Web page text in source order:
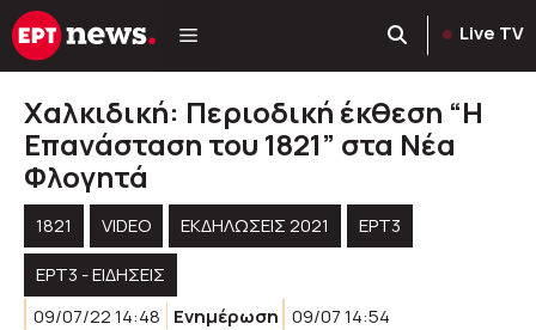
Μετάβαση
σε
Live TV
Χαλκιδική: Περιοδική έκθεση “Η
Επανάσταση του 1821” στα Νέα
Φλογητά
1821 VIDEO ΕΚΔΗΛΏΣΕΙΣ 2021
ΕΡΤ3
ΕΡΤ3 - ΕΙΔΉΣΕΙΣ
09/07/22 14:48
Ενημέρωση 09/07 14:54